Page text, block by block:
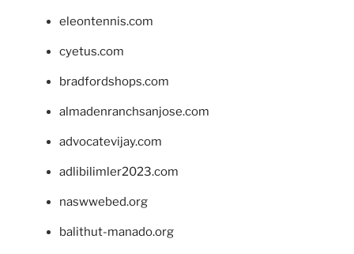
eleontennis.com
cyetus.com
bradfordshops.com
almadenranchsanjose.com
advocatevijay.com
adlibilimler2023.com
naswwebed.org
balithut-manado.org